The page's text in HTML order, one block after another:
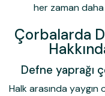
her zaman
Çorbalarda
Defne yaprağı
Halk arasında